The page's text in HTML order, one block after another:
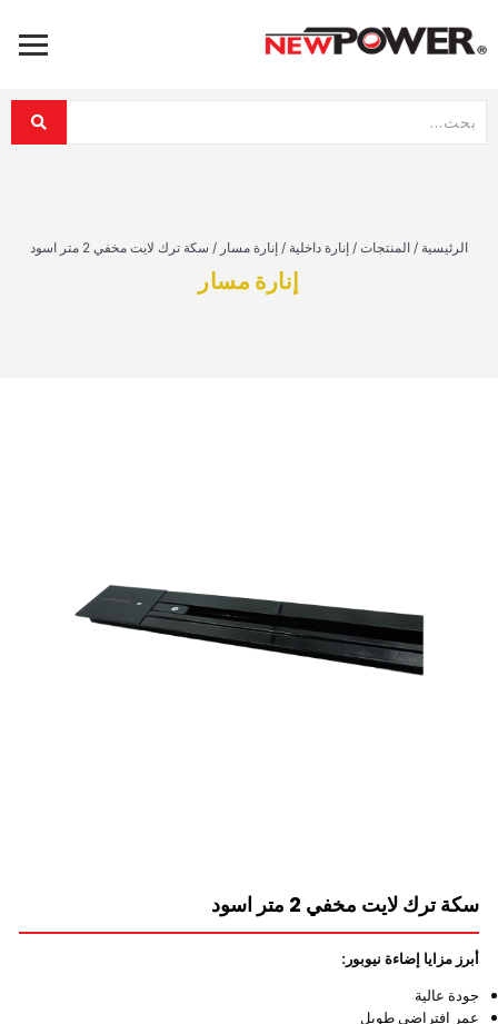
الرئيسية / المنتجات / إنارة داخلية / إنارة مسار / سكة ترك لايت مخفي 2 متر اسود
إنارة مسار
سكة ترك لايت مخفي 2 متر اسود
أبرز مزايا إضاءة نيوبور:
جودة عالية
عمر افتراضي طويل